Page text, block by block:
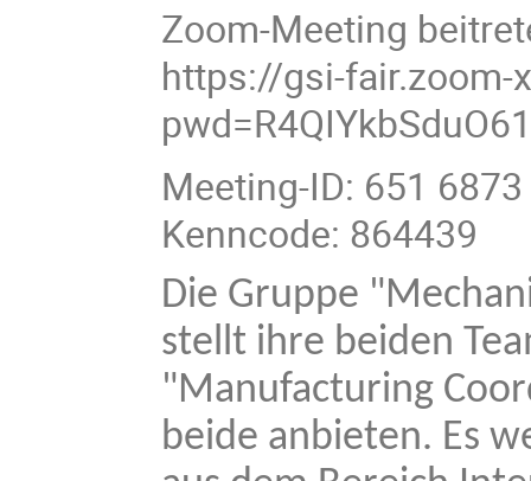
Zoom-Meeting
https://gsi-
Meeting-ID: 651
Kenncode: 864439
Die Gruppe
stellt ihre beiden
"Manufacturing
beide anbieten. Es